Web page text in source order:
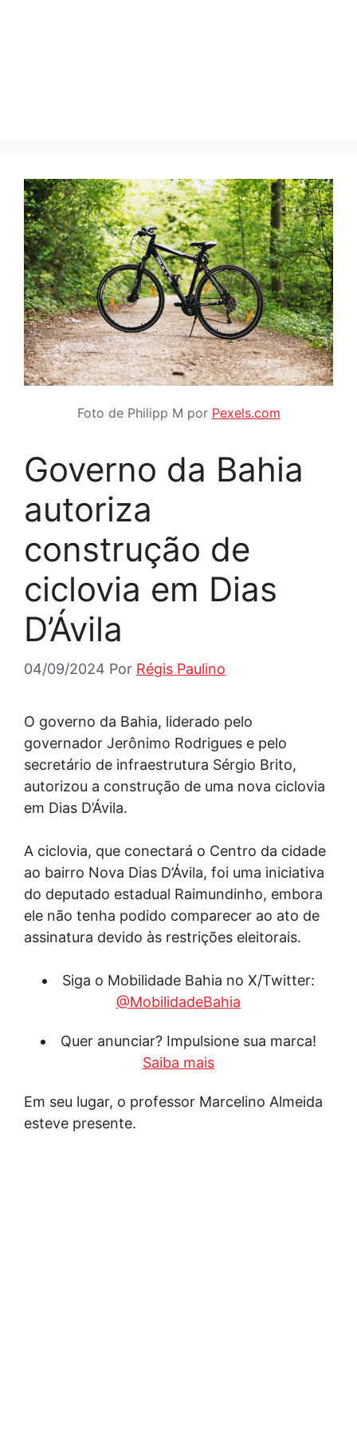
Foto de Philipp M por Pexels.com
Governo da Bahia
autoriza
construção de
ciclovia em Dias
D’Ávila
04/09/2024 Por Régis Paulino
O governo da Bahia, liderado pelo
governador Jerônimo Rodrigues e pelo
secretário de infraestrutura Sérgio Brito,
autorizou a construção de uma nova ciclovia
em Dias D’Ávila.
A ciclovia, que conectará o Centro da cidade
ao bairro Nova Dias D’Ávila, foi uma iniciativa
do deputado estadual Raimundinho, embora
ele não tenha podido comparecer ao ato de
assinatura devido às restrições eleitorais.
Siga o Mobilidade Bahia no X/Twitter:
@MobilidadeBahia
Quer anunciar? Impulsione sua marca!
Saiba mais
Em seu lugar, o professor Marcelino Almeida
esteve presente.